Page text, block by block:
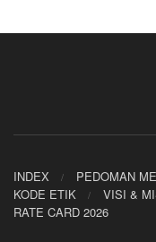
INDEX PEDOMAN
KODE ETIK
VISI &
RATE CARD 2026